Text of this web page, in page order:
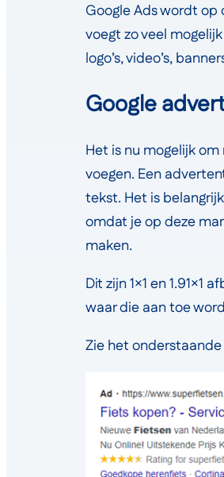
Google Ads wordt
voegt zo veel
logo’s, video’s,
Google
Het is nu mogelijk
voegen. Een
tekst. Het is
omdat je op deze
maken.
Dit zijn 1×1 en
waar die aan toe
Zie het